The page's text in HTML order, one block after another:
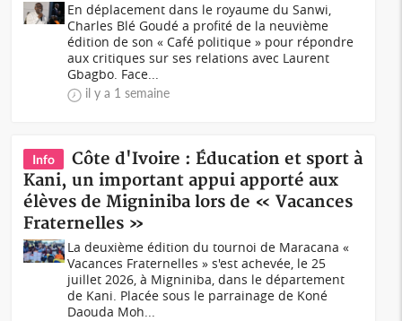
En déplacement dans le royaume du Sanwi,
Charles Blé Goudé a profité de la neuvième
édition de son « Café politique » pour répondre
aux critiques sur ses relations avec Laurent
Gbagbo. Face...
il y a 1 semaine
Info
Côte d'Ivoire : Éducation et sport à
Kani, un important appui apporté aux
élèves de Migniniba lors de « Vacances
Fraternelles »
La deuxième édition du tournoi de Maracana «
Vacances Fraternelles » s'est achevée, le 25
juillet 2026, à Migniniba, dans le département
de Kani. Placée sous le parrainage de Koné
Daouda Moh...